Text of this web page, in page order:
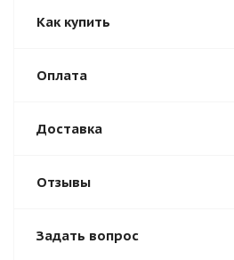
Как купить
Оплата
Доставка
Отзывы
Задать вопрос